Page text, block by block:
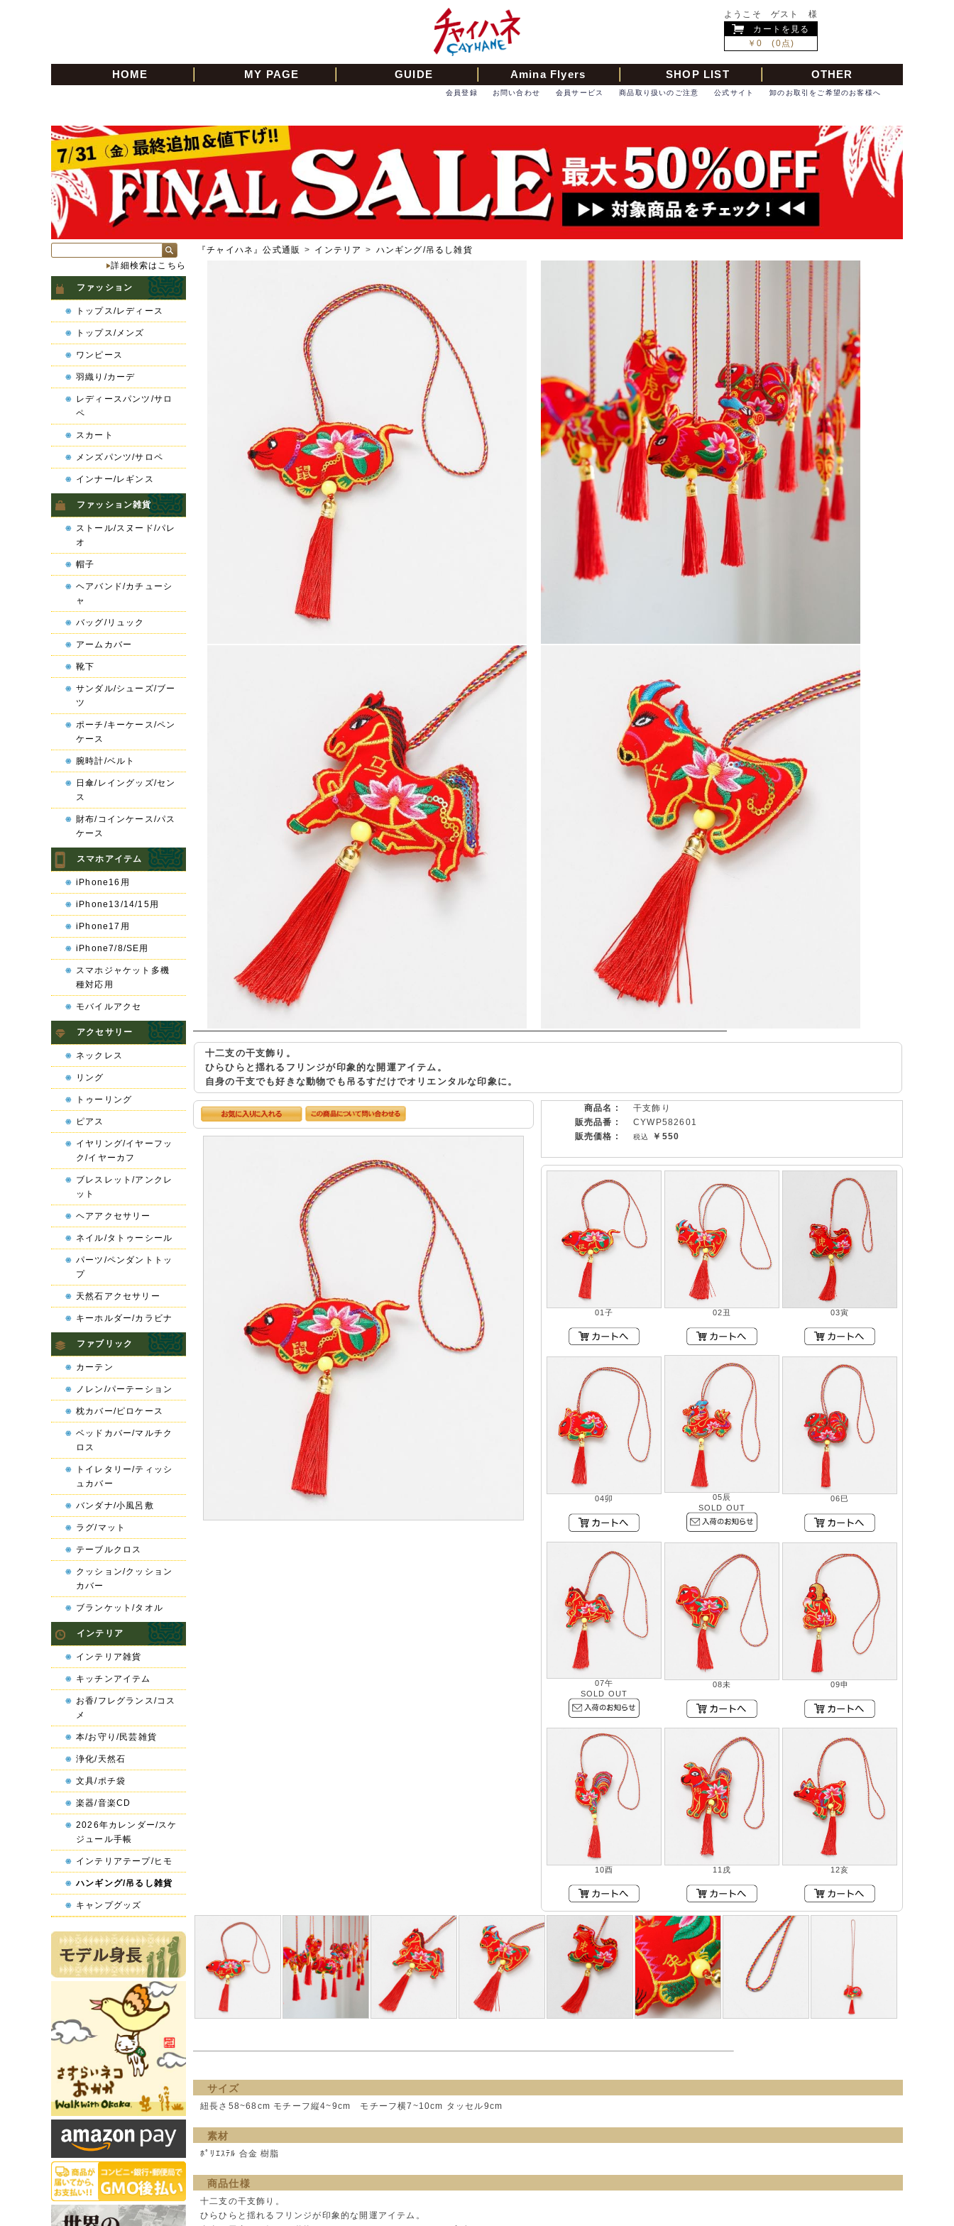
ようこそ ゲスト 様
カートを見る
￥0 (0点)
HOME MY PAGE GUIDE Amina Flyers SHOP LIST OTHER
卸のお取引をご希望のお客様へ
公式サイト
商品取り扱いのご注意
会員サービス
お問い合わせ
会員登録
『チャイハネ』公式通販 > インテリア > ハンギング/吊るし雑貨
十二支の干支飾り。
ひらひらと揺れるフリンジが印象的な開運アイテム。
自身の干支でも好きな動物でも吊るすだけでオリエンタルな印象に。
商品名 :
干支飾り
販売品番 :
CYWP582601
販売価格 :
￥550
01子 02丑 03寅
04卯
05辰
SOLD OUT
06巳
07午
SOLD OUT
08未 09申
10酉 11戌 12亥
サイズ
紐長さ58~68cm モチーフ縦4~9cm モチーフ横7~10cm タッセル9cm
素材
ﾎﾟﾘｴｽﾃﾙ 合金 樹脂
商品仕様
十二支の干支飾り。
ひらひらと揺れるフリンジが印象的な開運アイテム。
詳細検索はこちら
ファッション
トップス/レディース
トップス/メンズ
ワンピース
羽織り/カーデ
レディースパンツ/サロ
ペ
スカート
メンズパンツ/サロペ
インナー/レギンス
ファッション雑貨
ストール/スヌード/パレ
オ
帽子
ヘアバンド/カチューシ
ャ
バッグ/リュック
アームカバー
靴下
サンダル/シューズ/ブー
ツ
ポーチ/キーケース/ペン
ケース
腕時計/ベルト
日傘/レイングッズ/セン
ス
財布/コインケース/パス
ケース
スマホアイテム
iPhone16用
iPhone13/14/15用
iPhone17用
iPhone7/8/SE用
スマホジャケット多機
種対応用
モバイルアクセ
アクセサリー
ネックレス
リング
トゥーリング
ピアス
イヤリング/イヤーフッ
ク/イヤーカフ
ブレスレット/アンクレ
ット
ヘアアクセサリー
ネイル/タトゥーシール
パーツ/ペンダントトッ
プ
天然石アクセサリー
キーホルダー/カラビナ
ファブリック
カーテン
ノレン/パーテーション
枕カバー/ピロケース
ベッドカバー/マルチク
ロス
トイレタリー/ティッシ
ュカバー
バンダナ/小風呂敷
ラグ/マット
テーブルクロス
クッション/クッション
カバー
ブランケット/タオル
インテリア
インテリア雑貨
キッチンアイテム
お香/フレグランス/コス
メ
本/お守り/民芸雑貨
浄化/天然石
文具/ポチ袋
楽器/音楽CD
2026年カレンダー/スケ
ジュール手帳
インテリアテープ/ヒモ
ハンギング/吊るし雑貨
キャンプグッズ